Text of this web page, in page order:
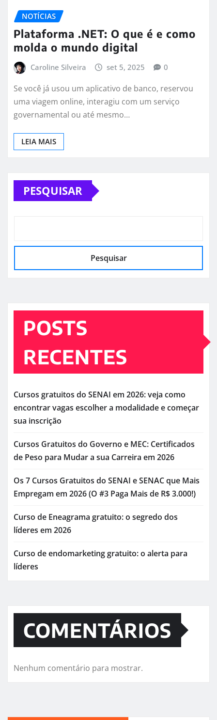
NOTÍCIAS
Plataforma .NET: O que é e como
molda o mundo digital
Caroline Silveira set 5, 2025 0
Se você já usou um aplicativo de banco, reservou
uma viagem online, interagiu com um serviço
governamental ou até mesmo…
LEIA MAIS
PESQUISAR
Pesquisar
POSTS
RECENTES
Cursos gratuitos do SENAI em 2026: veja como
encontrar vagas escolher a modalidade e começar
sua inscrição
Cursos Gratuitos do Governo e MEC: Certificados
de Peso para Mudar a sua Carreira em 2026
Os 7 Cursos Gratuitos do SENAI e SENAC que Mais
Empregam em 2026 (O #3 Paga Mais de R$ 3.000!)
Curso de Eneagrama gratuito: o segredo dos
líderes em 2026
Curso de endomarketing gratuito: o alerta para
líderes
COMENTÁRIOS
Nenhum comentário para mostrar.